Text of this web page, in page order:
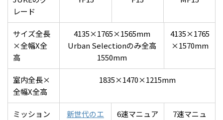
レード
サイズ全長
×全幅X全
高
4135×1765×1565mm
Urban Selectionのみ全高
1550mm
4135×1765
×1570mm
室内全長×
全幅X全高
1835×1470×1215mm
ミッション
新世代のエ
6速マニュア
7速マニュ